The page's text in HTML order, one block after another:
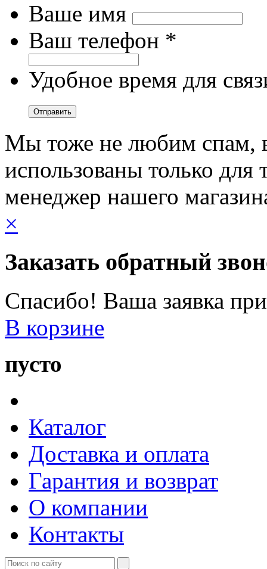
Ваше имя
Ваш телефон *
Удобное время для
Мы тоже не любим спам,
использованы только для
менеджер нашего
×
Заказать обратный
Спасибо! Ваша заявка
В корзине
пусто
Каталог
Доставка и оплата
Гарантия и возврат
О компании
Контакты